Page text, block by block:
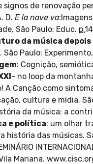
signos de renovação
D. E la nave va
São Paulo: Educ. p.
da música depois
. São Paulo:
: Cognição,
- no loop da
A Canção como
cultura e mídia.
da música: a
e política: um olhar
história das músicas.
Mariana.